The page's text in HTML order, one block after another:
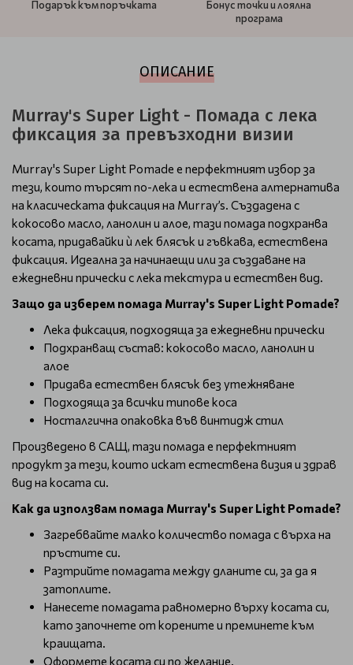
Подарък към поръчката
Бонус точки и лоялна
програма
ОПИСАНИЕ
Murray's Super Light - Помада с лека
фиксация за превъзходни визии
Murray's Super Light Pomade е перфектният избор за
тези, които търсят по-лека и естествена алтернатива
на класическата фиксация на Murray’s. Създадена с
кокосово масло, ланолин и алое, тази помада подхранва
косата, придавайки ѝ лек блясък и гъвкава, естествена
фиксация. Идеална за начинаещи или за създаване на
ежедневни прически с лека текстура и естествен вид.
Защо да изберем помада Murray's Super Light Pomade?
Лека фиксация, подходяща за ежедневни прически
Подхранващ състав: кокосово масло, ланолин и
алое
Придава естествен блясък без утежняване
Подходяща за всички типове коса
Носталгична опаковка във винтидж стил
Произведено в САЩ, тази помада е перфектният
продукт за тези, които искат естествена визия и здрав
вид на косата си.
Как да използвам помада Murray's Super Light Pomade?
Загребвайте малко количество помада с върха на
пръстите си.
Разтрийте помадата между дланите си, за да я
затоплите.
Нанесете помадата равномерно върху косата си,
като започнете от корените и преминете към
краищата.
Оформете косата си по желание.